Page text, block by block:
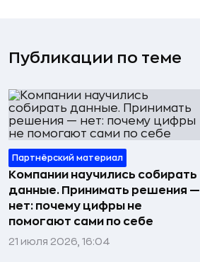
Публикации по теме
Партнёрский материал
Компании научились собирать
данные. Принимать решения —
нет: почему цифры не
помогают сами по себе
21 июля 2026, 16:04